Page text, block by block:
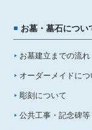
お墓・墓石につい
お墓建立までの流れ
オーダーメイドにつ
彫刻について
公共工事・記念碑等